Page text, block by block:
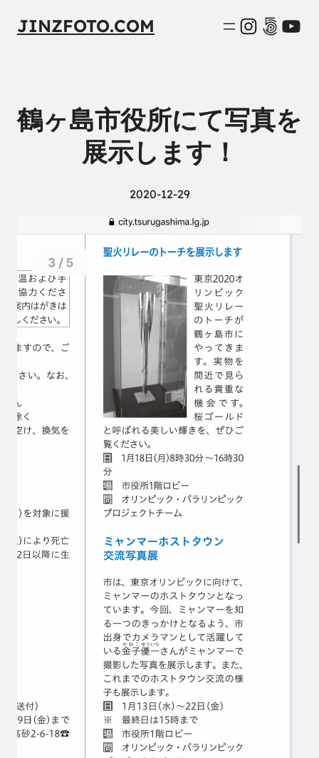
JINZFOTO.COM 500px
鶴ヶ島市役所にて写真を
展示します！
2020-12-29